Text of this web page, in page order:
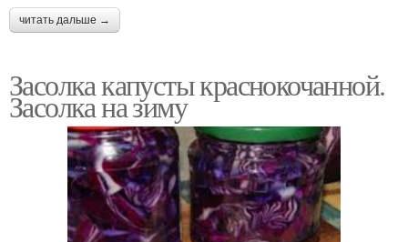
читать дальше →
Засолка капусты краснокочанной.
Засолка на зиму